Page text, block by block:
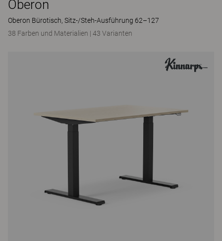
Oberon
Oberon Bürotisch, Sitz-/Steh-Ausführung 62–127
38 Farben und Materialien | 43 Varianten